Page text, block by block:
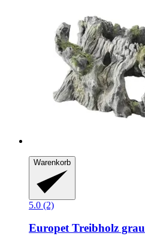
Warenkorb
5.0 (2)
EuropetTreibholz grau